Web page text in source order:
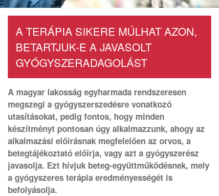
A TERÁPIA SIKERE MÚLHAT AZON,
BETARTJUK-E A JAVASOLT
GYÓGYSZERADAGOLÁST
A magyar lakosság egyharmada rendszeresen
megszegi a gyógyszerszedésre vonatkozó
utasításokat, pedig fontos, hogy minden
készítményt pontosan úgy alkalmazzunk, ahogy az
alkalmazási előírásnak megfelelően az orvos, a
betegtájékoztató előírja, vagy azt a gyógyszerész
javasolja. Ezt hívjuk beteg-együttműködésnek, mely
a gyógyszeres terápia eredményességét is
befolyásolja.